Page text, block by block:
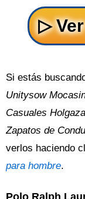
Si estás
Unitysow
Casuales
Zapatos de
verlos haciendo
para hombre.
Polo Ralph